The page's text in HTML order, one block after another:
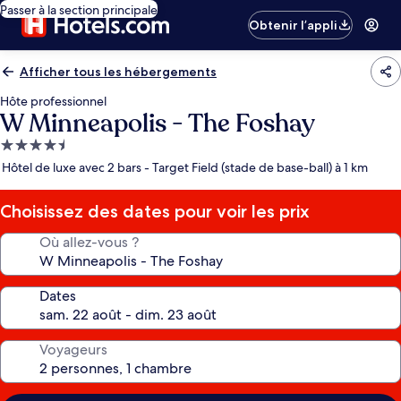
Passer à la section principale
Obtenir l’appli
Afficher tous les hébergements
Hôte professionnel
W Minneapolis - The Foshay
Hébergement
4.5 étoiles
Hôtel de luxe avec 2 bars - Target Field (stade de base-ball) à 1 km
Choisissez des dates pour voir les prix
Où allez-vous ?
Dates
Voyageurs